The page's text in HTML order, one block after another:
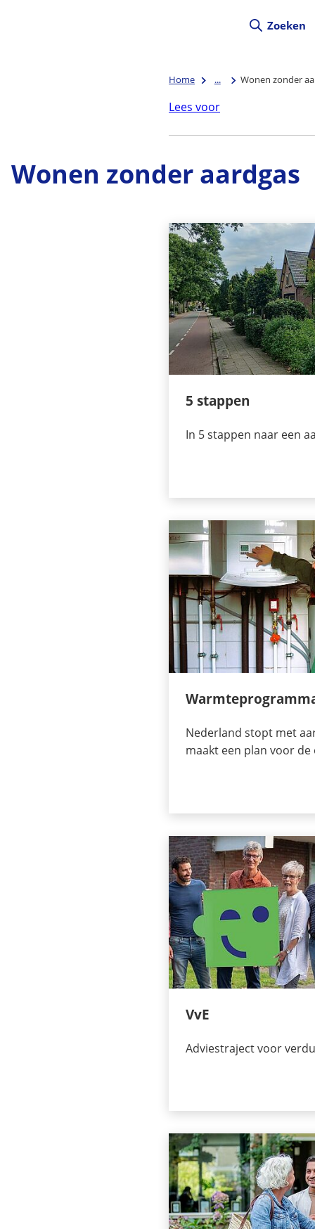
Zoeken
Home ... Wonen zonder
Lees voor
Wonen zonder aardgas
5 stappen
In 5 stappen naar een
Nederland stopt met
maakt een plan voor de
VvE
Adviestraject voor